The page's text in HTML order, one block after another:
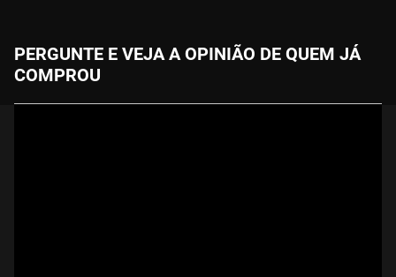
PERGUNTE E VEJA A OPINIÃO DE QUEM JÁ
COMPROU